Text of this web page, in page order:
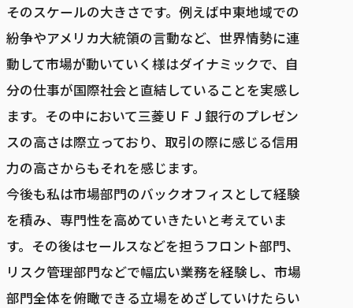
そのスケールの大きさです。例えば中東地域での
紛争やアメリカ大統領の言動など、世界情勢に連
動して市場が動いていく様はダイナミックで、自
分の仕事が国際社会と直結していることを実感し
ます。その中において三菱ＵＦＪ銀行のプレゼン
スの高さは際立っており、取引の際に感じる信用
力の高さからもそれを感じます。
今後も私は市場部門のバックオフィスとして経験
を積み、専門性を高めていきたいと考えていま
す。その後はセールスなどを担うフロント部門、
リスク管理部門などで幅広い業務を経験し、市場
部門全体を俯瞰できる立場をめざしていけたらい